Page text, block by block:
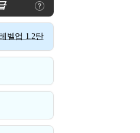
벨업 1,2탄